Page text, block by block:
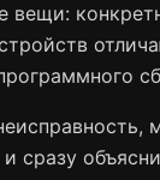
вещи:
сразу